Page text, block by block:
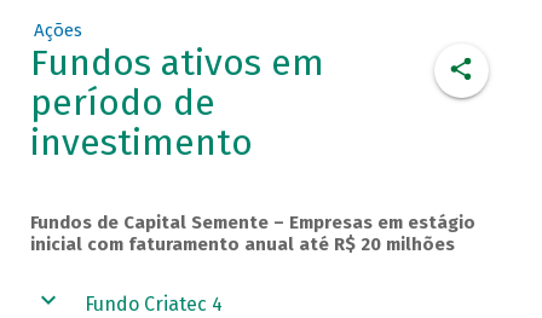
Ações
Fundos ativos em
período de
investimento
Fundos de Capital Semente – Empresas em estágio
inicial com faturamento anual até R$ 20 milhões
Fundo Criatec 4